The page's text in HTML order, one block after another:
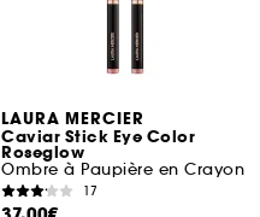
LAURA MERCIER
Caviar Stick Eye Color
Roseglow
Ombre à Paupière en Crayon
17